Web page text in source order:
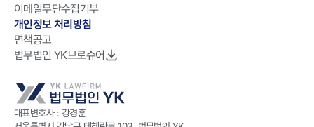
이메일무단수집거부
개인정보 처리방침
면책공고
법무법인 YK브로슈어
대표변호사 : 강경훈